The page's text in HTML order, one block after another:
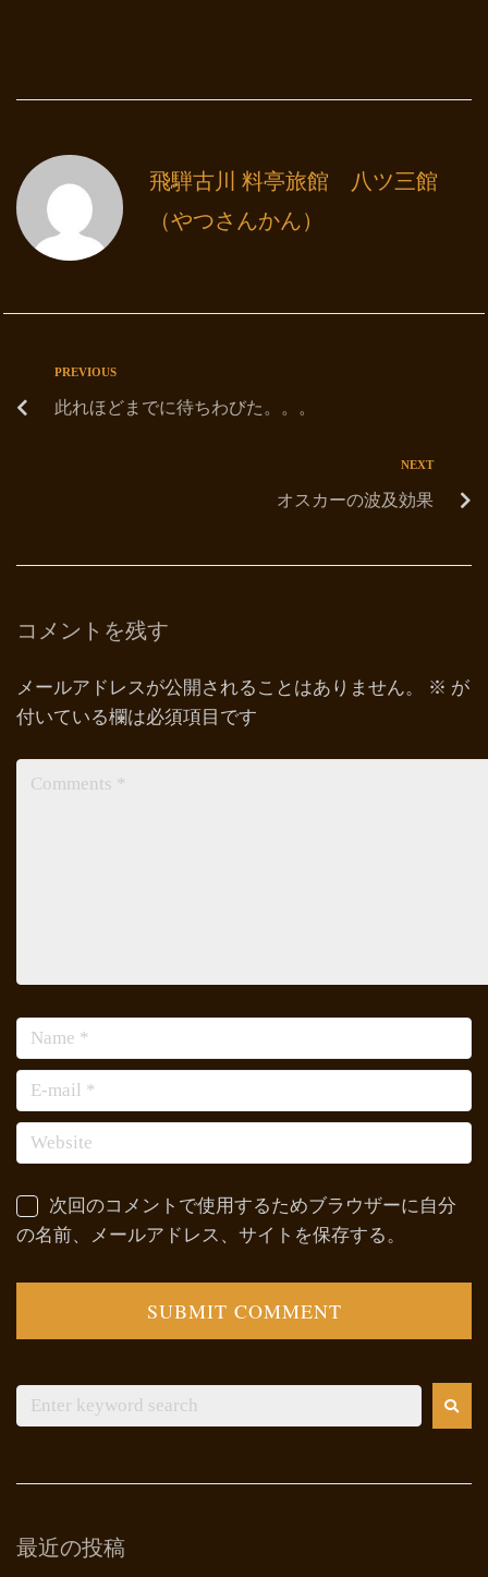
飛騨古川 料亭旅館 八ツ三館
（やつさんかん）
PREVIOUS
此れほどまでに待ちわびた。。。
NEXT
オスカーの波及効果
コメントを残す
メールアドレスが公開されることはありません。 ※ が
付いている欄は必須項目です
次回のコメントで使用するためブラウザーに自分
の名前、メールアドレス、サイトを保存する。
最近の投稿